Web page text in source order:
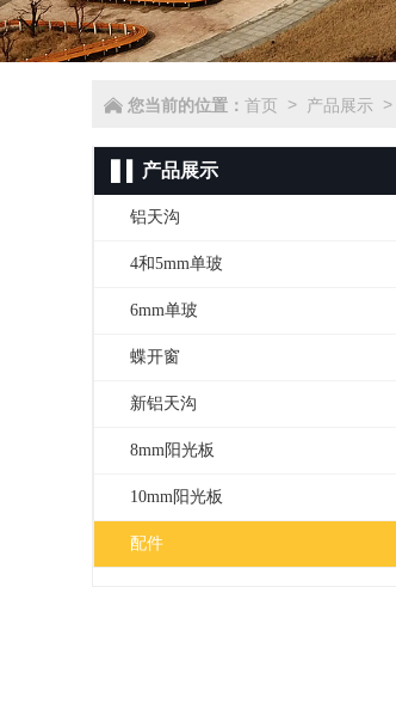
您当前的位置： 首页 > 产品展示 >
产品展示
铝天沟
4和5mm单玻
6mm单玻
蝶开窗
新铝天沟
8mm阳光板
10mm阳光板
配件